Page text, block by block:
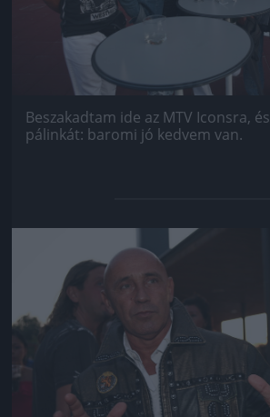
Beszakadtam ide az MTV Iconsra,
pálinkát: baromi jó kedvem van.
Jön még kép!